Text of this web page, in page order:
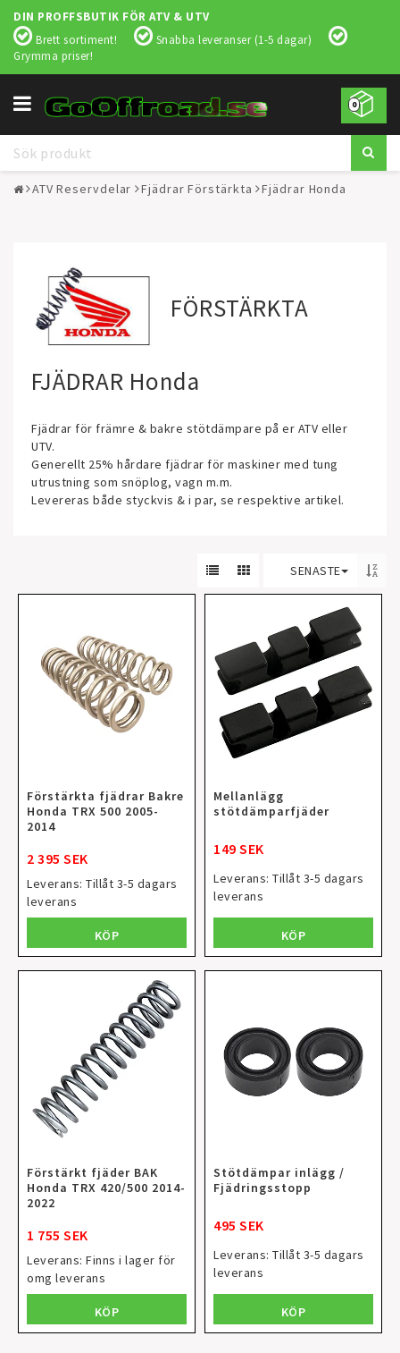
DIN PROFFSBUTIK FÖR ATV & UTV
Brett sortiment!
Snabba leveranser (1-5 dagar)
Grymma priser!
0
Toggle
navigation
ATV Reservdelar Fjädrar Förstärkta Fjädrar Honda
FÖRSTÄRKTA
FJÄDRAR Honda
Fjädrar för främre & bakre stötdämpare på er ATV eller
UTV.
Generellt 25% hårdare fjädrar för maskiner med tung
utrustning som snöplog, vagn m.m.
Levereras både styckvis & i par, se respektive artikel.
SENASTE
Förstärkta fjädrar Bakre
Honda TRX 500 2005-
2014
2 395 SEK
Leverans: Tillåt 3-5 dagars
leverans
KÖP
Mellanlägg
stötdämparfjäder
149 SEK
Leverans: Tillåt 3-5 dagars
leverans
KÖP
Förstärkt fjäder BAK
Honda TRX 420/500 2014-
2022
1 755 SEK
Leverans: Finns i lager för
omg leverans
KÖP
Stötdämpar inlägg /
Fjädringsstopp
495 SEK
Leverans: Tillåt 3-5 dagars
leverans
KÖP